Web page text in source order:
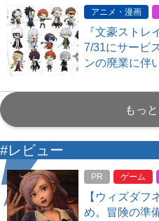
アニメ・漫画
『文豪ストレ
7/31にサービ
ンの廃業に伴
もっ
#レビュー
PR ゲーム
【ウィズダフ
め。冒険の準